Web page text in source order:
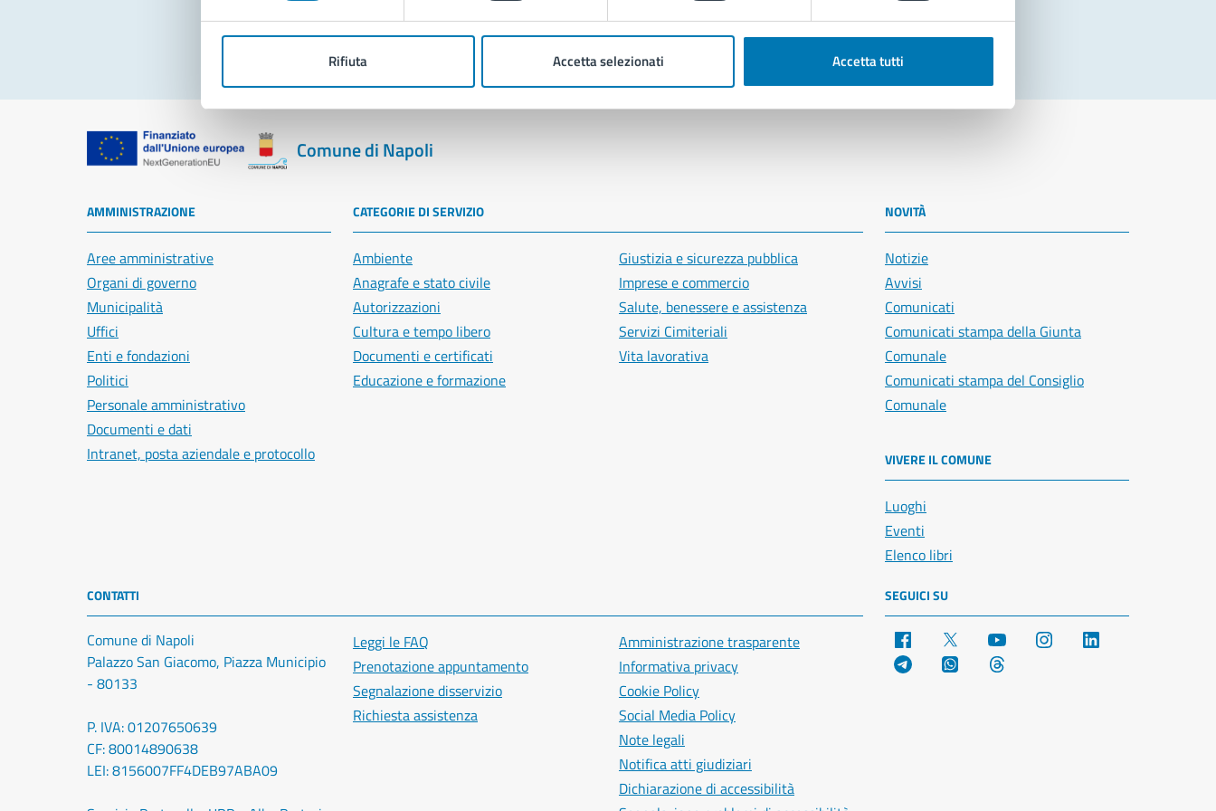
Rifiuta Accetta selezionati Accetta tutti
Segnala disservizio
Comune di Napoli
AMMINISTRAZIONE
Aree amministrative
Organi di governo
Municipalità
Uffici
Enti e fondazioni
Politici
Personale amministrativo
Documenti e dati
Intranet, posta aziendale e protocollo
CATEGORIE DI SERVIZIO
Ambiente
Anagrafe e stato civile
Autorizzazioni
Cultura e tempo libero
Documenti e certificati
Educazione e formazione
Giustizia e sicurezza pubblica
Imprese e commercio
Salute, benessere e assistenza
Servizi Cimiteriali
Vita lavorativa
NOVITÀ
Notizie
Avvisi
Comunicati
Comunicati stampa della Giunta
Comunale
Comunicati stampa del Consiglio
Comunale
VIVERE IL COMUNE
Luoghi
Eventi
Elenco libri
CONTATTI
Comune di Napoli
Palazzo San Giacomo, Piazza Municipio
- 80133
P. IVA: 01207650639
CF: 80014890638
LEI: 8156007FF4DEB97ABA09
Leggi le FAQ
Prenotazione appuntamento
Segnalazione disservizio
Richiesta assistenza
Amministrazione trasparente
Informativa privacy
Cookie Policy
Social Media Policy
Note legali
Notifica atti giudiziari
Dichiarazione di accessibilità
SEGUICI SU
Facebook YouTube Instagram
Telegram WhatsApp